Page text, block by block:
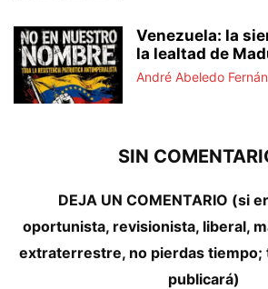
Venezuela: la
la lealtad de
André Abeledo
SIN
DEJA UN COMENTARIO (si
oportunista, revisionista, liberal,
extraterrestre, no pierdas tiempo;
publicará)